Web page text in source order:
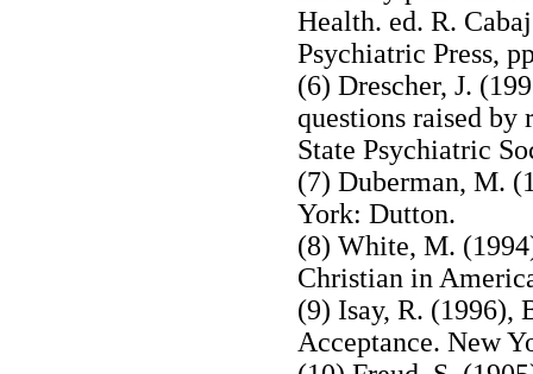
Health. ed. R.
Psychiatric Press,
(6) Drescher, J.
questions raised by
State Psychiatric
(7) Duberman, M.
York: Dutton.
(8) White, M.
Christian in
(9) Isay, R. (1996),
Acceptance. New